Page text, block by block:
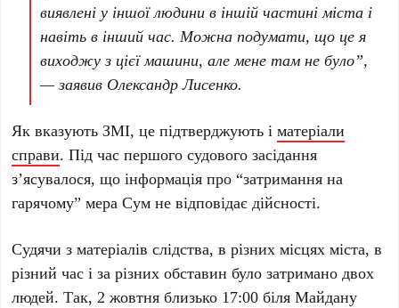
виявлені у іншої людини в іншій частині міста і
навіть в інший час. Можна подумати, що це я
виходжу з цієї машини, але мене там не було”,
— заявив Олександр Лисенко.
Як вказують ЗМІ, це підтверджують іматеріали
справи. Під час першого судового засідання
з’ясувалося, що інформація про “затримання на
гарячому” мера Сум не відповідає дійсності.
Судячи з матеріалів слідства, в різних місцях міста, в
різний час і за різних обставин було затримано двох
людей. Так, 2 жовтня близько 17:00 біля Майдану